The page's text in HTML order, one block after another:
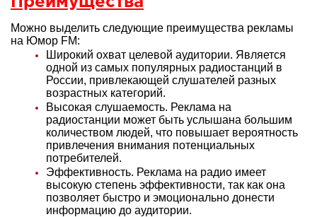
Можно выделить следующие преимущества рекламы
на Юмор FM:
Широкий охват целевой аудитории. Является
одной из самых популярных радиостанций в
России, привлекающей слушателей разных
возрастных категорий.
Высокая слушаемость. Реклама на
радиостанции может быть услышана большим
количеством людей, что повышает вероятность
привлечения внимания потенциальных
потребителей.
Эффективность. Реклама на радио имеет
высокую степень эффективности, так как она
позволяет быстро и эмоционально донести
информацию до аудитории.